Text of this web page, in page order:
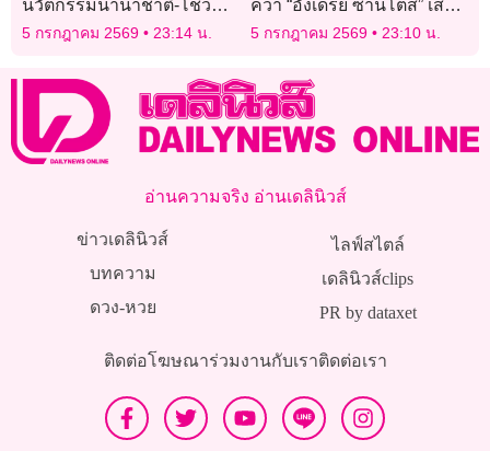
นวัตกรรมนานาชาติ-โชว์
ศักยภาพงานวิจัยไทยไกลสู่
5 กรกฎาคม 2569 23:14 น.
คว้า “อังเดรย์ ซานโตส” เสริม
แดนกลาง
5 กรกฎาคม 2569 23:10 น.
อ่านความจริง อ่านเดลินิวส์
ข่าวเดลินิวส์
บทความ
ดวง-หวย
ไลฟ์สไตล์
เดลินิวส์clips
PR by dataxet
ติดต่อโฆษณาร่วมงานกับเราติดต่อเรา